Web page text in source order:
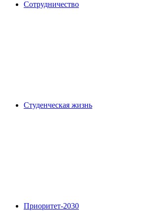
Сотрудничество
Студенческая жизнь
Приоритет-2030